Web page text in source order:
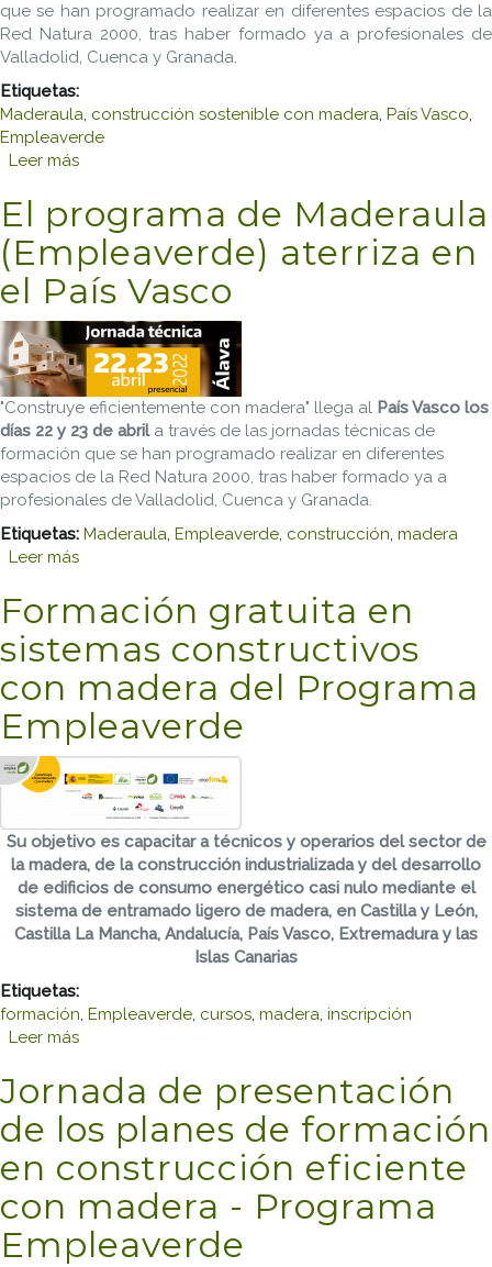
que se han programado realizar en diferentes espacios de la
Red Natura 2000, tras haber formado ya a profesionales de
Valladolid, Cuenca y Granada.
Etiquetas:
Maderaula, construcción sostenible con madera, País Vasco,
Empleaverde
Leer mássobre Concluimos la primera fase nacional de
El programa de Maderaula
(Empleaverde) aterriza en
el País Vasco
"Construye eficientemente con madera" llega al País Vasco los
días 22 y 23 de abrila través de las jornadas técnicas de
formación que se han programado realizar en diferentes
espacios de la Red Natura 2000, tras haber formado ya a
profesionales de Valladolid, Cuenca y Granada.
Etiquetas: Maderaula, Empleaverde, construcción, madera
Leer mássobre El programa de Maderaula (Empleaverde)
Formación gratuita en
sistemas constructivos
con madera del Programa
Empleaverde
Su objetivo es capacitar a técnicos y operarios del sector de
la madera, de la construcción industrializada y del desarrollo
de edificios de consumo energético casi nulo mediante el
sistema de entramado ligero de madera, en Castilla y León,
Castilla La Mancha, Andalucía, País Vasco, Extremadura y las
Islas Canarias
Etiquetas:
formación, Empleaverde, cursos, madera, inscripción
Leer mássobre Formación gratuita en sistemas constructivos
Jornada de presentación
de los planes de formación
en construcción eficiente
con madera - Programa
Empleaverde